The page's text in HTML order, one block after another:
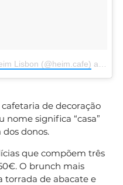
Lisbon (@heim.cafe) a
de decoração
nome significa “casa”
donos.
que compõem três
O brunch mais
torrada de abacate e